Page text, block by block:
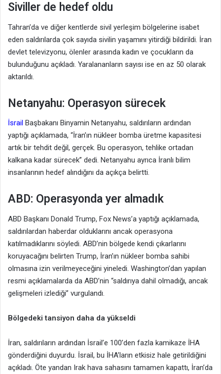
Siviller de hedef oldu
Tahran’da ve diğer kentlerde sivil yerleşim bölgelerine isabet
eden saldırılarda çok sayıda sivilin yaşamını yitirdiği bildirildi. İran
devlet televizyonu, ölenler arasında kadın ve çocukların da
bulunduğunu açıkladı. Yaralananların sayısı ise en az 50 olarak
aktarıldı.
Netanyahu: Operasyon sürecek
İsrail Başbakanı Binyamin Netanyahu, saldırıların ardından
yaptığı açıklamada, “İran’ın nükleer bomba üretme kapasitesi
artık bir tehdit değil, gerçek. Bu operasyon, tehlike ortadan
kalkana kadar sürecek” dedi. Netanyahu ayrıca İranlı bilim
insanlarının hedef alındığını da açıkça belirtti.
ABD: Operasyonda yer almadık
ABD Başkanı Donald Trump, Fox News’a yaptığı açıklamada,
saldırılardan haberdar olduklarını ancak operasyona
katılmadıklarını söyledi. ABD’nin bölgede kendi çıkarlarını
koruyacağını belirten Trump, İran’ın nükleer bomba sahibi
olmasına izin verilmeyeceğini yineledi. Washington’dan yapılan
resmi açıklamalarda da ABD’nin “saldırıya dahil olmadığı, ancak
gelişmeleri izlediği” vurgulandı.
Bölgedeki tansiyon daha da yükseldi
İran, saldırıların ardından İsrail’e 100’den fazla kamikaze İHA
gönderdiğini duyurdu. İsrail, bu İHA’ların etkisiz hale getirildiğini
açıkladı. Öte yandan Irak hava sahasını tamamen kapattı, İran’da